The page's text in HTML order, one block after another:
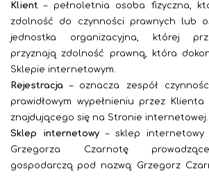
Klient – pełnoletnia osoba fizyczna,
zdolność do czynności prawnych lub
jednostka organizacyjna, której
przyznają zdolność prawną, która
Sklepie internetowym.
Rejestracja – oznacza zespół
prawidłowym wypełnieniu przez
znajdującego się na Stronie internetowej.
Sklep internetowy – sklep internetowy
Grzegorza Czarnotę
gospodarczą pod nazwą: Grzegorz